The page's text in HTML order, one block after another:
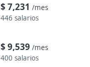
$ 7,231 /mes
446 salarios
$ 9,539 /mes
400 salarios